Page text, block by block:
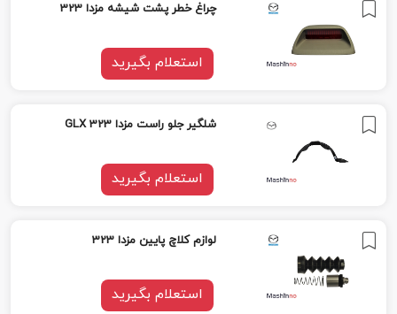
چراغ خطر پشت شیشه مزدا 323
استعلام بگیرید
شلگیر جلو راست مزدا 323 GLX
استعلام بگیرید
لوازم کلاچ پایین مزدا 323
استعلام بگیرید